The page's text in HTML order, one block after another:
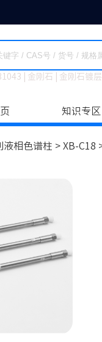
金刚石 金刚石镀
知识专区
相色谱柱 > XB-C18